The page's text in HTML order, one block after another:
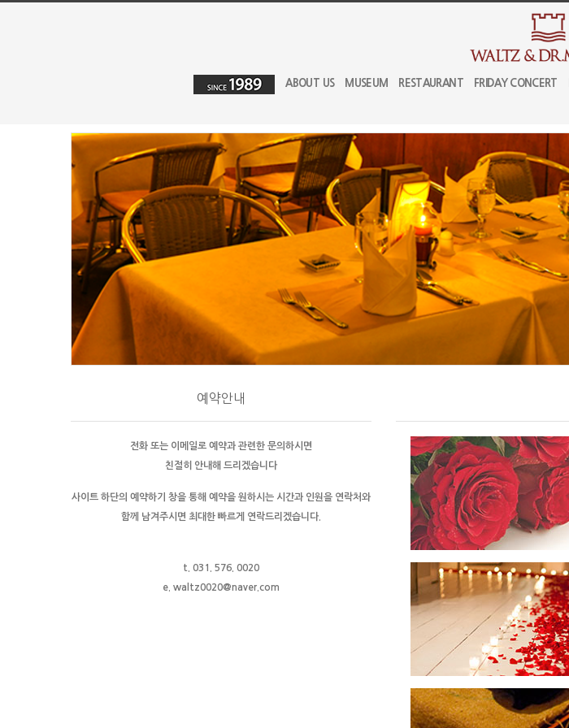
ABOUT US MUSEUM RESTAURANT FRIDAY CONCERT
예약안내
전화 또는 이메일로 예약과 관련한 문의하시면
친절히 안내해 드리겠습니다
사이트 하단의 예약하기 창을 통해 예약을 원하시는 시간과 인원을 연락처와
함께 남겨주시면 최대한 빠르게 연락드리겠습니다.
t. 031. 576. 0020
e. waltz0020@naver.com